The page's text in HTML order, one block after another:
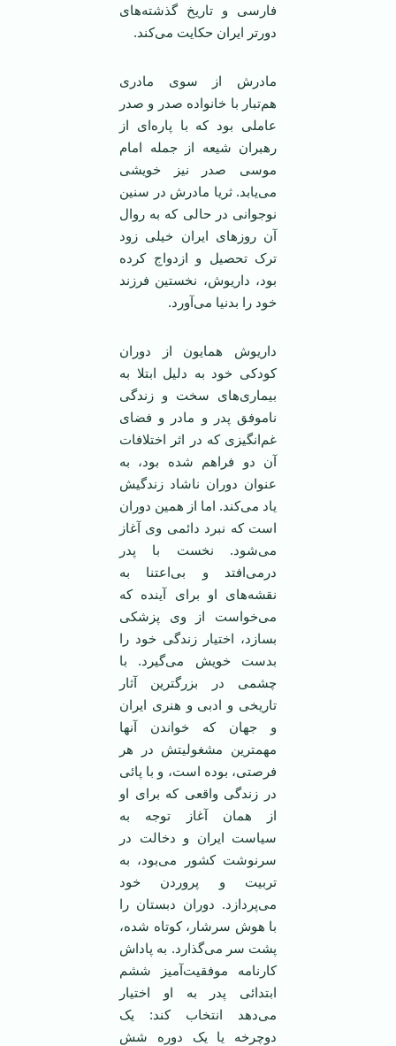
فارسی و تاریخ گذشته‌های
دورتر ایران حکایت می‌کند.
مادرش از سوی مادری
هم‌تبار با خانواده صدر و صدر
عاملی بود که با پاره‌ای از
رهبران شیعه از جمله امام
موسی صدر نیز خویشی
می‌یابد. ثریا مادرش در سنین
نوجوانی در حالی که به روال
آن روزهای ایران خیلی زود
ترک تحصیل و ازدواج کرده
بود، داریوش، نخستین فرزند
خود را بدنیا می‌آورد.
داریوش همایون از دوران
کودکی خود به دلیل ابتلا به
بیماری‌های سخت و زندگی
ناموفق پدر و مادر و فضای
غم‌انگیزی که در اثر اختلافات
آن دو فراهم شده بود، به
عنوان دوران ناشاد زندگیش
یاد می‌کند. اما از همین دوران
است که نبرد دائمی وی آغاز
می‌شود. نخست با پدر
درمی‌افتد و بی‌اعتنا به
نقشه‌های او برای آینده که
می‌خواست از وی پزشکی
بسازد، اختیار زندگی خود را
بدست خویش می‌گیرد. با
چشمی در بزرگترین آثار
تاریخی و ادبی و هنری ایران
و جهان که خواندن آنها
مهمترین مشغولیتش در هر
فرصتی، بوده است، و با پائی
در زندگی واقعی که برای او
از همان آغاز توجه به
سیاست ایران و دخالت در
سرنوشت کشور می‌بود، به
تربیت و پروردن خود
می‌پردازد. دوران دبستان را
با هوش سرشار، کوتاه شده،
پشت سر می‌گذارد. به پاداش
کارنامه موفقیت‌آمیز ششم
ابتدائی پدر به او اختیار
می‌دهد انتخاب کند: یک
دوچرخه یا یک دوره شش